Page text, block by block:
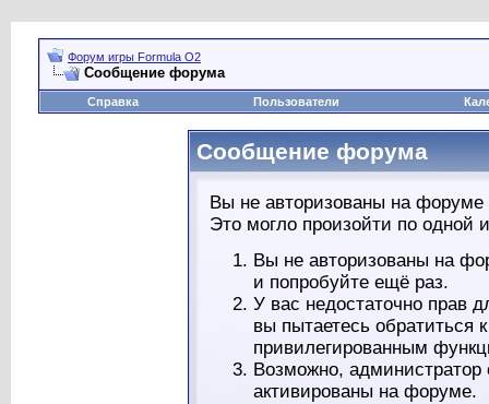
Форум игры Formula O2
Сообщение форума
Справка Пользователи
Сообщение форума
Вы не авторизованы на форуме
Это могло произойти по одной
Вы не авторизованы на
и попробуйте ещё раз.
У вас недостаточно прав
вы пытаетесь обратиться
привилегированным
Возможно,
активированы на форуме.